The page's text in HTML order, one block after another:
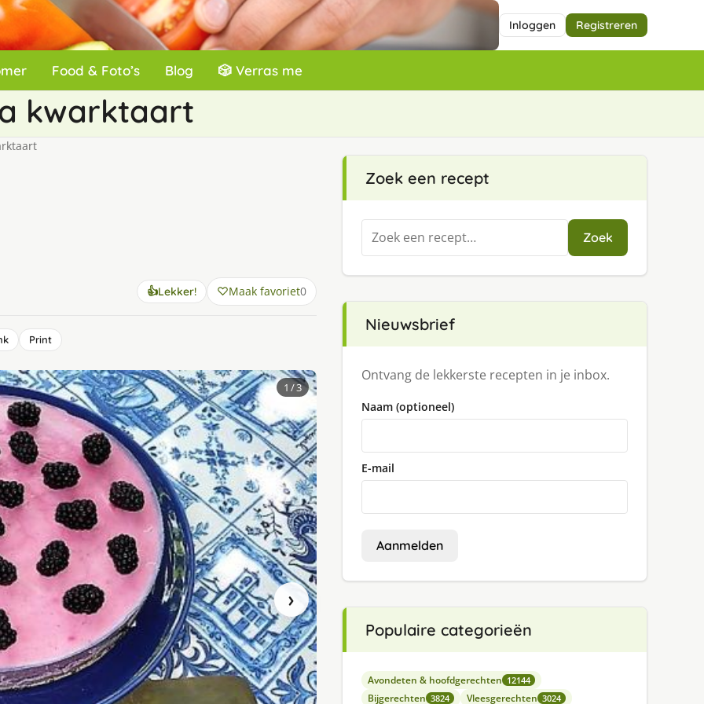
Inloggen Registreren
Food & Foto’s Blog 🎲 Verras me
kwarktaart
👍Lekker! Maak favoriet0
Print
›
1 / 3
Zoek een recept
Zoeken
naar:
Zoek
Nieuwsbrief
Ontvang de lekkerste recepten in je inbox.
Naam (optioneel)
E-mail
Aanmelden
Populaire categorieën
Avondeten & hoofdgerechten 12144
Bijgerechten 3824 Vleesgerechten 3024